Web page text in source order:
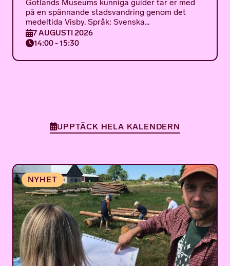
Gotlands Museums kunniga guider tar er med
på en spännande stadsvandring genom det
medeltida Visby. Språk: Svenska...
7 AUGUSTI 2026
14:00 - 15:30
UPPTÄCK HELA KALENDERN